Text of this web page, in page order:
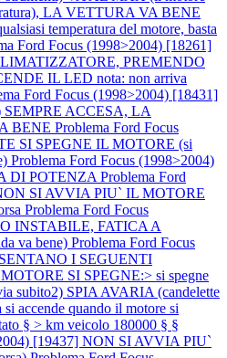
LA VETTURA VA BENE
temperatura del motore, basta
Ford Focus (1998>2004) [18261]
PREMENDO
IL LED nota: non arriva
Ford Focus (1998>2004) [18431]
SEMPRE ACCESA, LA
BENE Problema Ford Focus
SI SPEGNE IL MOTORE (si
Problema Ford Focus (1998>2004)
DI POTENZA Problema Ford
SI AVVIA PIU` IL MOTORE
Problema Ford Focus
INSTABILE, FATICA A
va bene) Problema Ford Focus
I SEGUENTI
SI SPEGNE:> si spegne
subito2) SPIA AVARIA (candelette
accende quando il motore si
§ > km veicolo 180000 § §
[19437] NON SI AVVIA PIU`